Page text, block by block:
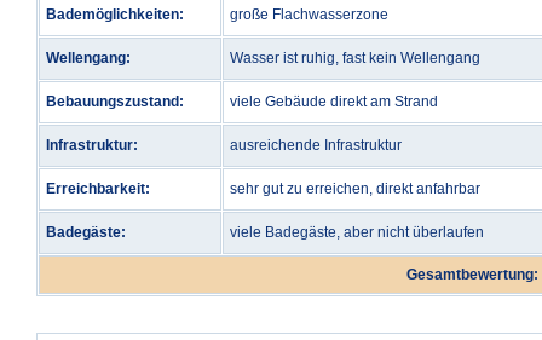
Bademöglichkeiten: große Flachwasserzone
Wellengang: Wasser ist ruhig, fast kein Wellengang
Bebauungszustand: viele Gebäude direkt am Strand
Infrastruktur: ausreichende Infrastruktur
Erreichbarkeit: sehr gut zu erreichen, direkt anfahrbar
Badegäste: viele Badegäste, aber nicht überlaufen
Gesamtbewertung: